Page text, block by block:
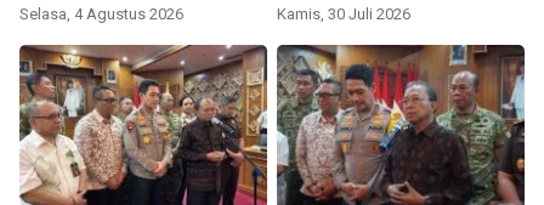
Selasa, 4 Agustus 2026 Kamis, 30 Juli 2026